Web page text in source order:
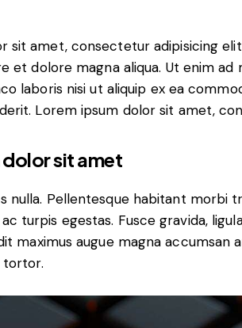
sit amet, consectetur adipisicing
et dolore magna aliqua. Ut enim ad
laboris nisi ut aliquip ex ea
Lorem ipsum dolor sit amet,
sit amet
nulla. Pellentesque habitant morbi
turpis egestas. Fusce gravida,
maximus augue magna accumsan
tortor.